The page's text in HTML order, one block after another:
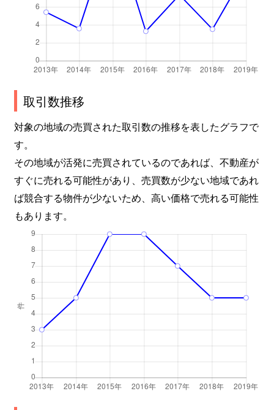
取引数推移
対象の地域の売買された取引数の推移を表したグラフで
す。
その地域が活発に売買されているのであれば、不動産が
すぐに売れる可能性があり、売買数が少ない地域であれ
ば競合する物件が少ないため、高い価格で売れる可能性
もあります。